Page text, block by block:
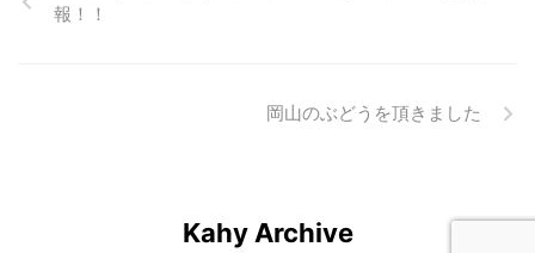
報！！
岡山のぶどうを頂きました
Kahy Archive